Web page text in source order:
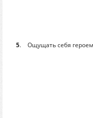
5. Ощущать себя